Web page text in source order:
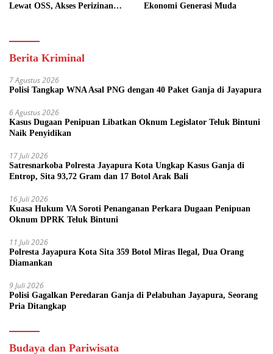
Lewat OSS, Akses Perizinan
Ekonomi Generasi Muda
Berita Kriminal
7 Agustus 2026
Polisi Tangkap WNA Asal PNG dengan 40 Paket Ganja di Jayapura
6 Agustus 2026
Kasus Dugaan Penipuan Libatkan Oknum Legislator Teluk Bintuni
Naik Penyidikan
17 Juli 2026
Satresnarkoba Polresta Jayapura Kota Ungkap Kasus Ganja di
Entrop, Sita 93,72 Gram dan 17 Botol Arak Bali
16 Juli 2026
Kuasa Hukum VA Soroti Penanganan Perkara Dugaan Penipuan
Oknum DPRK Teluk Bintuni
11 Juli 2026
Polresta Jayapura Kota Sita 359 Botol Miras Ilegal, Dua Orang
Diamankan
9 Juli 2026
Polisi Gagalkan Peredaran Ganja di Pelabuhan Jayapura, Seorang
Pria Ditangkap
Budaya dan Pariwisata